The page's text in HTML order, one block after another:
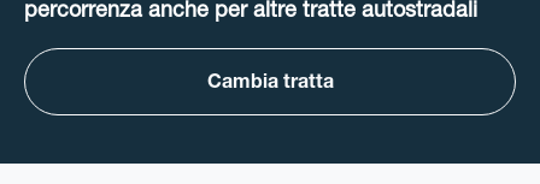
percorrenza anche per altre tratte autostradali
Cambia tratta